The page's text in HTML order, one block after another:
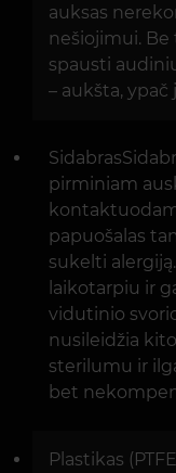
auksas
nešiojimui. Be
spausti
– aukšta,
pirminiam
papuošalas
sukelti
laikotarpiu ir
vidutinio
nusileidžia
sterilumu ir
bet
Plastikas